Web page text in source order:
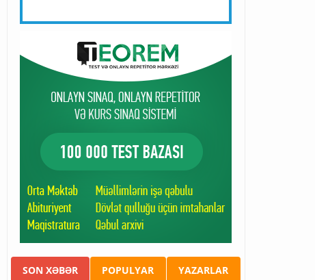
SON XƏBƏR POPULYAR YAZARLAR